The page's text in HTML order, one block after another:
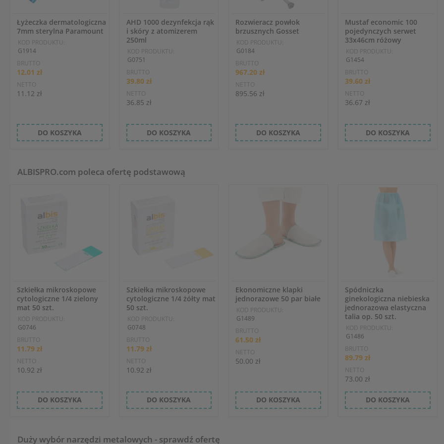
Łyżeczka dermatologiczna
7mm sterylna Paramount
KOD PRODUKTU:
G1914
BRUTTO
12.01 zł
NETTO
11.12 zł
DO KOSZYKA
AHD 1000 dezynfekcja rąk
i skóry z atomizerem
250ml
KOD PRODUKTU:
G0751
BRUTTO
39.80 zł
NETTO
36.85 zł
DO KOSZYKA
Rozwieracz powłok
brzusznych Gosset
KOD PRODUKTU:
G0184
BRUTTO
967.20 zł
NETTO
895.56 zł
DO KOSZYKA
Mustaf economic 100
pojedynczych serwet
33x46cm różowy
KOD PRODUKTU:
G1454
BRUTTO
39.60 zł
NETTO
36.67 zł
DO KOSZYKA
ALBISPRO.com poleca ofertę podstawową
Szkiełka mikroskopowe
cytologiczne 1/4 zielony
mat 50 szt.
KOD PRODUKTU:
G0746
BRUTTO
11.79 zł
NETTO
10.92 zł
DO KOSZYKA
Szkiełka mikroskopowe
cytologiczne 1/4 żółty mat
50 szt.
KOD PRODUKTU:
G0748
BRUTTO
11.79 zł
NETTO
10.92 zł
DO KOSZYKA
Ekonomiczne klapki
jednorazowe 50 par białe
KOD PRODUKTU:
G1489
BRUTTO
61.50 zł
NETTO
50.00 zł
DO KOSZYKA
Spódniczka
ginekologiczna niebieska
jednorazowa elastyczna
talia op. 50 szt.
KOD PRODUKTU:
G1486
BRUTTO
89.79 zł
NETTO
73.00 zł
DO KOSZYKA
Duży wybór narzędzi metalowych - sprawdź ofertę